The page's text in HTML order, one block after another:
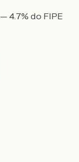
— 4.7% do FIPE